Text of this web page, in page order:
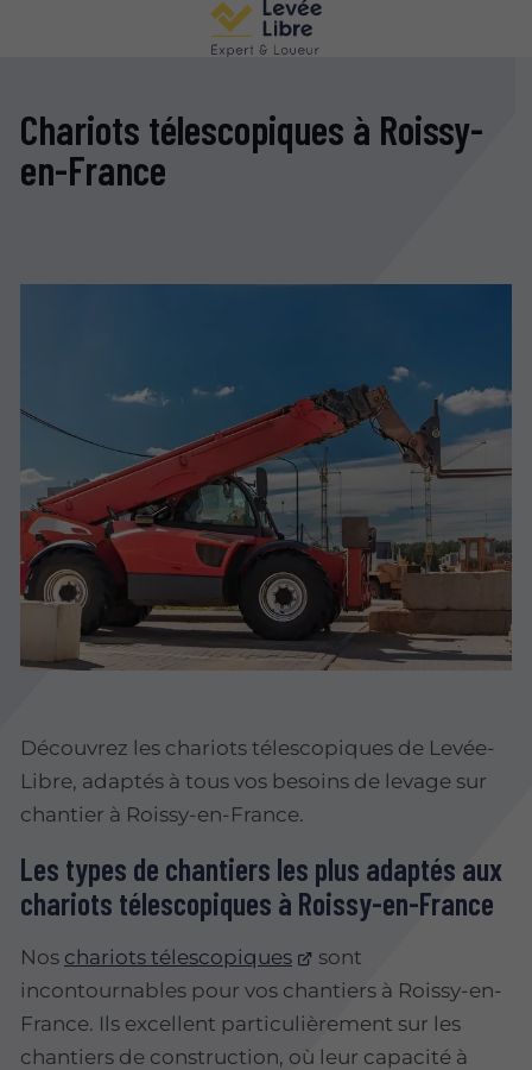
Chariots télescopiques à Roissy-
en-France
Découvrez les chariots télescopiques de Levée-
Libre, adaptés à tous vos besoins de levage sur
chantier à Roissy-en-France.
Les types de chantiers les plus adaptés aux
chariots télescopiques à Roissy-en-France
Nos chariots télescopiques
sont
incontournables pour vos chantiers à Roissy-en-
France. Ils excellent particulièrement sur les
chantiers de construction, où leur capacité à